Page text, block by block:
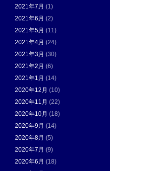
2021年7月 (1)
2021年6月 (2)
2021年5月 (11)
2021年4月 (24)
2021年3月 (30)
2021年2月 (6)
2021年1月 (14)
2020年12月 (10)
2020年11月 (22)
2020年10月 (18)
2020年9月 (14)
2020年8月 (5)
2020年7月 (9)
2020年6月 (18)